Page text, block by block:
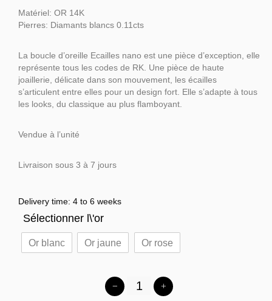
Matériel: OR 14K
Pierres: Diamants blancs 0.11cts
La boucle d’oreille Ecailles nano est une pièce d’exception, elle
représente tous les codes de RK. Une pièce de haute
joaillerie, délicate dans son mouvement, les écailles
s’articulent entre elles pour un design fort. Elle s’adapte à tous
les looks, du classique au plus flamboyant.
Vendue à l’unité
Livraison sous 3 à 7 jours
Delivery time: 4 to 6 weeks
Sélectionner l\'or
Or blanc Or jaune Or rose